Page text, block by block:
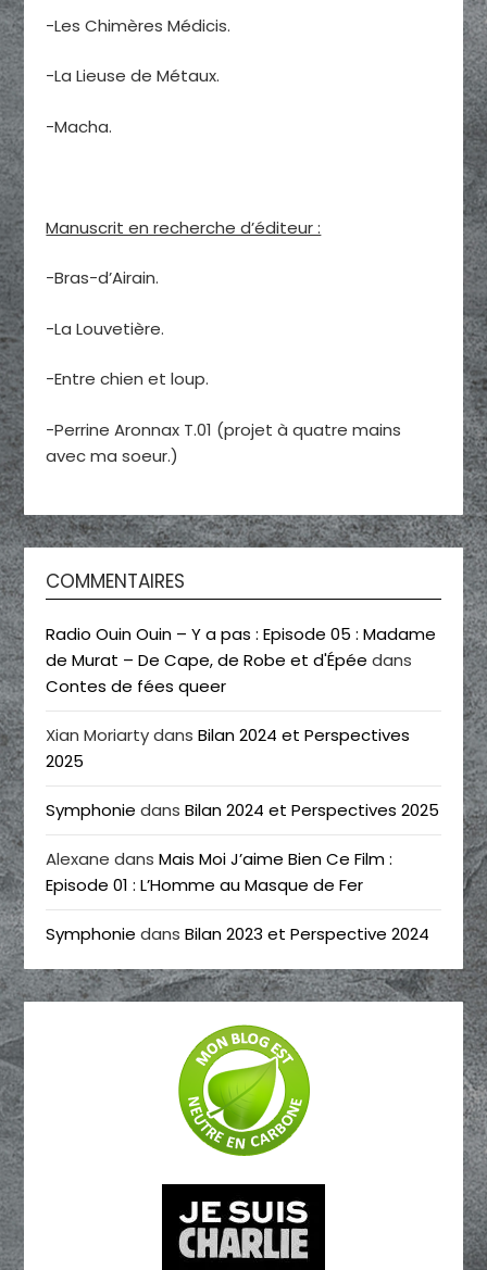
-Les Chimères Médicis.
-La Lieuse de Métaux.
-Macha.
Manuscrit en recherche d’éditeur :
-Bras-d’Airain.
-La Louvetière.
-Entre chien et loup.
-Perrine Aronnax T.01 (projet à quatre mains
avec ma soeur.)
COMMENTAIRES
Radio Ouin Ouin – Y a pas : Episode 05 : Madame
de Murat – De Cape, de Robe et d'Épée dans
Contes de fées queer
Xian MoriartydansBilan 2024 et Perspectives
2025
Symphonie dansBilan 2024 et Perspectives 2025
Alexane dansMais Moi J’aime Bien Ce Film :
Episode 01 : L’Homme au Masque de Fer
Symphonie dansBilan 2023 et Perspective 2024